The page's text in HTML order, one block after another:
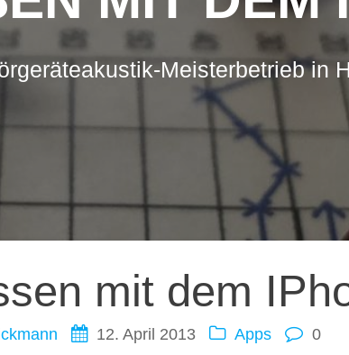
Meisterbetrieb in
mit dem
12. April 2013 Apps
0